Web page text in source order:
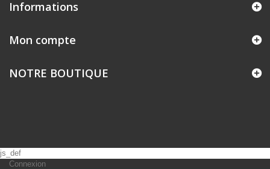
Informations
Mon compte
NOTRE BOUTIQUE
js_def
Connexion